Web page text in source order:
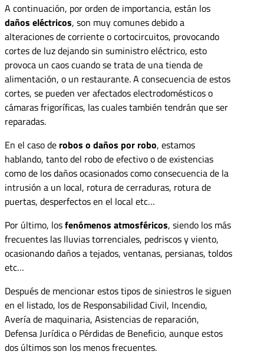
A continuación, por orden de importancia, están los
daños eléctricos, son muy comunes debido a
alteraciones de corriente o cortocircuitos, provocando
cortes de luz dejando sin suministro eléctrico, esto
provoca un caos cuando se trata de una tienda de
alimentación, o un restaurante. A consecuencia de estos
cortes, se pueden ver afectados electrodomésticos o
cámaras frigoríficas, las cuales también tendrán que ser
reparadas.
En el caso de robos o daños por robo, estamos
hablando, tanto del robo de efectivo o de existencias
como de los daños ocasionados como consecuencia de la
intrusión a un local, rotura de cerraduras, rotura de
puertas, desperfectos en el local etc…
Por último, losfenómenos atmosféricos, siendo los más
frecuentes las lluvias torrenciales, pedriscos y viento,
ocasionando daños a tejados, ventanas, persianas, toldos
etc…
Después de mencionar estos tipos de siniestros le siguen
en el listado, los de Responsabilidad Civil, Incendio,
Avería de maquinaria, Asistencias de reparación,
Defensa Jurídica o Pérdidas de Beneficio, aunque estos
dos últimos son los menos frecuentes.